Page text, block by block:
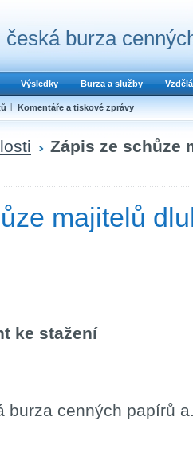
česká burza
Výsledky Burza a služby
Komentáře a tiskové zprávy
Zápis ze schůze
majitelů
ke stažení
burza cenných papírů